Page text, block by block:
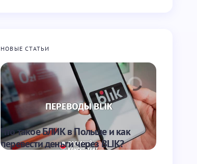
НОВЫЕ СТАТЬИ
Что такое БЛИК в Польше и как
перевести деньги через BLIK?